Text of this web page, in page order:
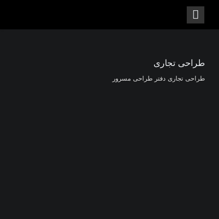
طراحی تجاری
طراحی تجاری دفتر طراحی مسرور